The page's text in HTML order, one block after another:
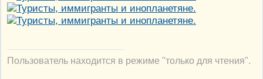
Пользователь находится в режиме "только для чтения".